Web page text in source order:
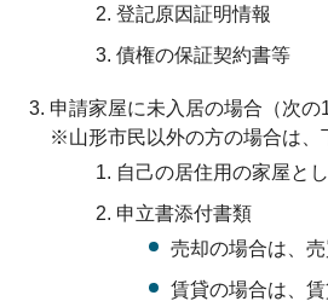
登記原因証明情報
債権の保証契約書等
申請家屋に未入居の場合（次の
※山形市民以外の方の場合は、
自己の居住用の家屋と
申立書添付書類
売却の場合は、
賃貸の場合は、